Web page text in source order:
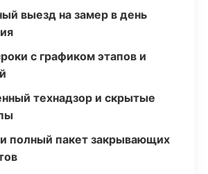
выезд на замер в день
с графиком этапов и
технадзор и скрытые
полный пакет закрывающих